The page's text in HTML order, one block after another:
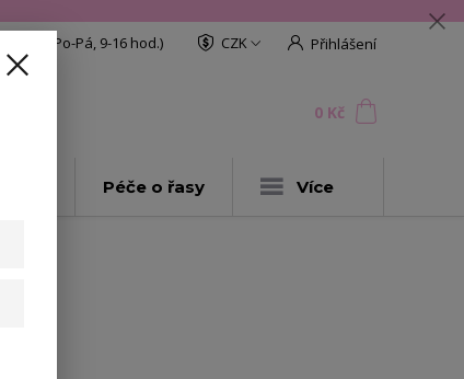
CZK Přihlášení
(Po-Pá, 9-16 hod.)
0 Kč
Péče o řasy Více